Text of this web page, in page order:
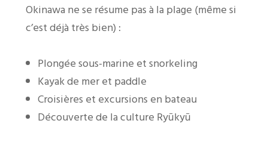
Okinawa ne se résume pas à la plage (même si
c’est déjà très bien) :
Plongée sous-marine et snorkeling
Kayak de mer et paddle
Croisières et excursions en bateau
Découverte de la culture Ryūkyū